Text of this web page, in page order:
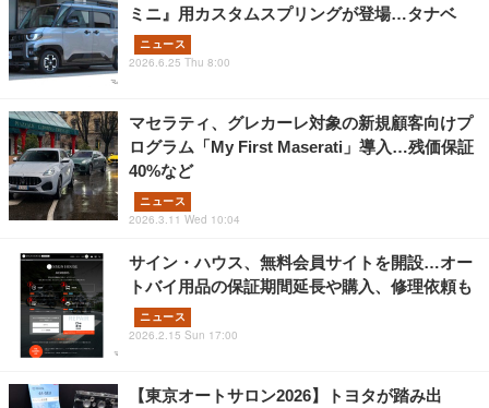
ミニ』用カスタムスプリングが登場…タナベ
ニュース
2026.6.25 Thu 8:00
マセラティ、グレカーレ対象の新規顧客向けプ
ログラム「My First Maserati」導入…残価保証
40%など
ニュース
2026.3.11 Wed 10:04
サイン・ハウス、無料会員サイトを開設…オー
トバイ用品の保証期間延長や購入、修理依頼も
ニュース
2026.2.15 Sun 17:00
【東京オートサロン2026】トヨタが踏み出